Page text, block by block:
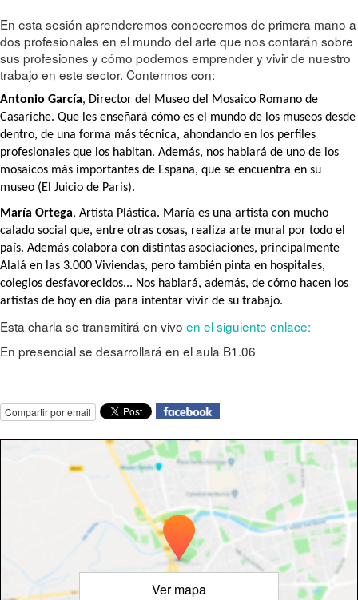
En esta sesión aprenderemos conoceremos de primera mano a
dos profesionales en el mundo del arte que nos contarán sobre
sus profesiones y cómo podemos emprender y vivir de nuestro
trabajo en este sector. Contermos con:
Antonio García, Director del Museo del Mosaico Romano de
Casariche. Que les enseñará cómo es el mundo de los museos desde
dentro, de una forma más técnica, ahondando en los perfiles
profesionales que los habitan. Además, nos hablará de uno de los
mosaicos más importantes de España, que se encuentra en su
museo (El Juicio de Paris).
María Ortega, Artista Plástica. María es una artista con mucho
calado social que, entre otras cosas, realiza arte mural por todo el
país. Además colabora con distintas asociaciones, principalmente
Alalá en las 3.000 Viviendas, pero también pinta en hospitales,
colegios desfavorecidos... Nos hablará, además, de cómo hacen los
artistas de hoy en día para intentar vivir de su trabajo.
Esta charla se transmitirá en vivo en el siguiente enlace:
En presencial se desarrollará en el aula B1.06
Compartir por email
Ver mapa